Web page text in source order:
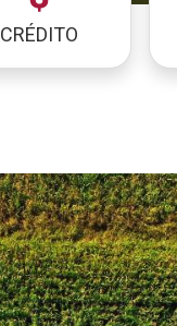
CRÉDITO